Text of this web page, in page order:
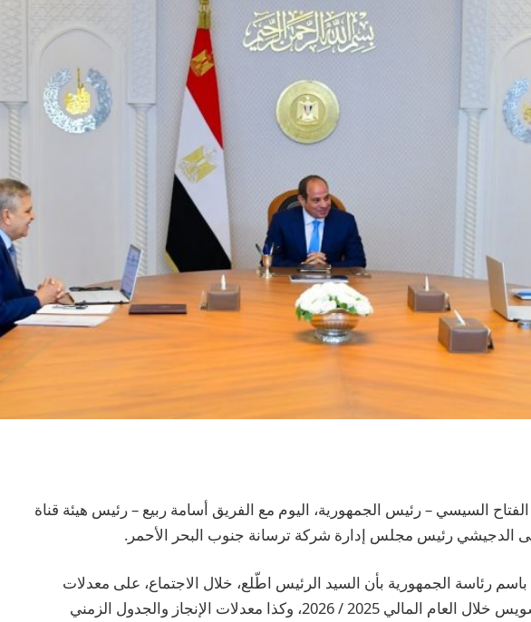
السيسي – رئيس الجمهورية، اليوم مع الفريق أسامة ربيع – رئيس هيئة قناة
رئيس مجلس إدارة شركة ترسانة جنوب البحر الأحمر.
رئاسة الجمهورية بأن السيد الرئيس اطّلع، خلال الاجتماع، على معدلات
الملاحة في عبور قناة السويس خلال العام المالي 2025 / 2026، وكذا معدلات الإنجاز والجدول الزمني